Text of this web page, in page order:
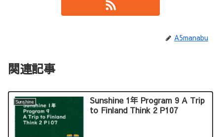
A5manabu
関連記事
Sunshine
Sunshine 1年 Program 9 A Trip
to Finland Think 2 P107